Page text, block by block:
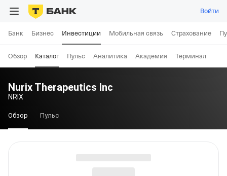
Войти
Банк Бизнес Инвестиции Мобильная связь Страхование
Обзор Каталог Пульс Аналитика Академия Терминал
Nurix Therapeutics Inc
NRIX
Обзор Пульс